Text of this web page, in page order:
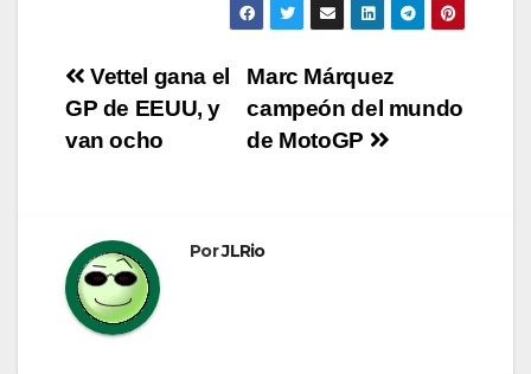
Navegación
de
Marc Márquez
campeón del mundo
de MotoGP
Vettel gana el
GP de EEUU, y
van ocho
PorJLRio